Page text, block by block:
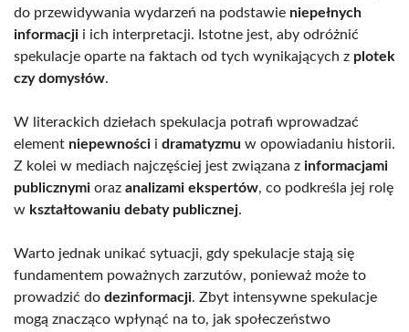
do przewidywania wydarzeń na podstawie niepełnych
informacji i ich interpretacji. Istotne jest, aby odróżnić
spekulacje oparte na faktach od tych wynikających z plotek
czy domysłów.
W literackich dziełach spekulacja potrafi wprowadzać
element niepewności i dramatyzmu w opowiadaniu historii.
Z kolei w mediach najczęściej jest związana z informacjami
publicznymi oraz analizami ekspertów, co podkreśla jej rolę
w kształtowaniu debaty publicznej.
Warto jednak unikać sytuacji, gdy spekulacje stają się
fundamentem poważnych zarzutów, ponieważ może to
prowadzić do dezinformacji. Zbyt intensywne spekulacje
mogą znacząco wpłynąć na to, jak społeczeństwo